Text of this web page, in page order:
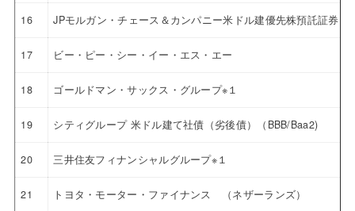
16 JPモルガン・チェース＆カンパニー米ドル建優先株預託証券
17 ビー・ピー・シー・イー・エス・エー
18 ゴールドマン・サックス・グループ※１
19 シティグループ 米ドル建て社債（劣後債）（BBB/Baa2)
20 三井住友フィナンシャルグループ※１
21 トヨタ・モーター・ファイナンス （ネザーランズ）